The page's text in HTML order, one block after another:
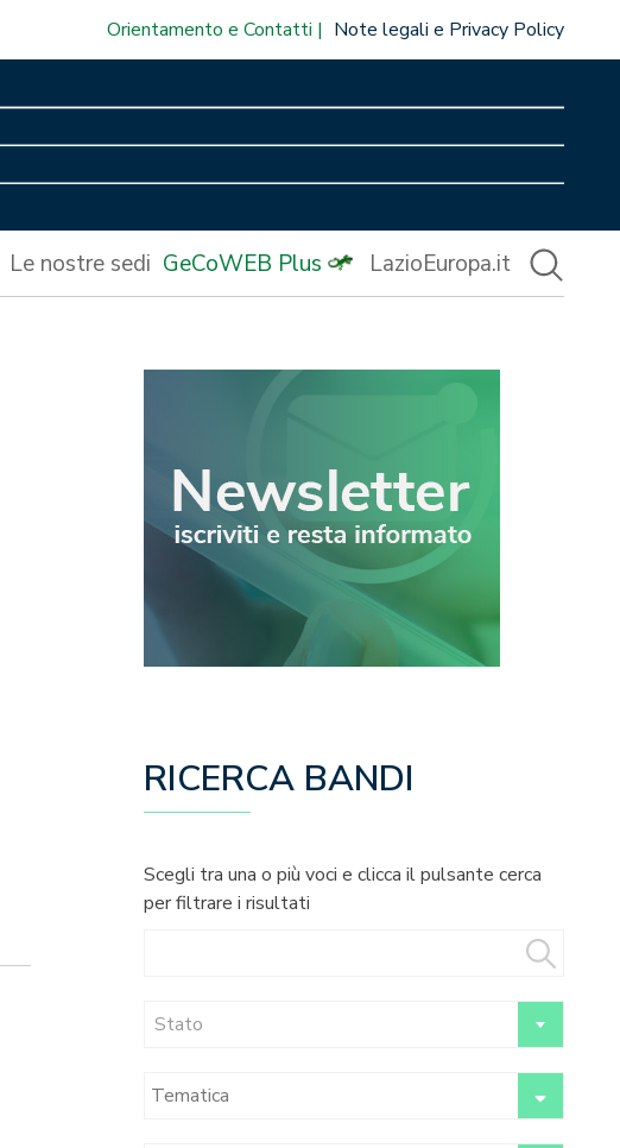
Orientamento e Contatti Note legali e Privacy Policy
Le nostre sedi GeCoWEB Plus LazioEuropa.it
RICERCA BANDI
Scegli tra una o più voci e clicca il pulsante cerca
per filtrare i risultati
Stato